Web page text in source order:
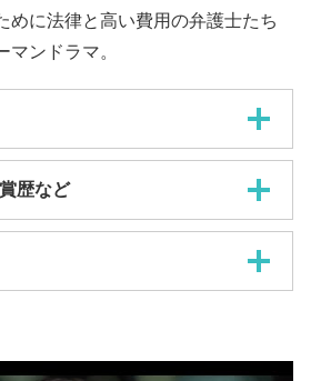
めに法律と高い費用の弁護士たち
マンドラマ。
歴など